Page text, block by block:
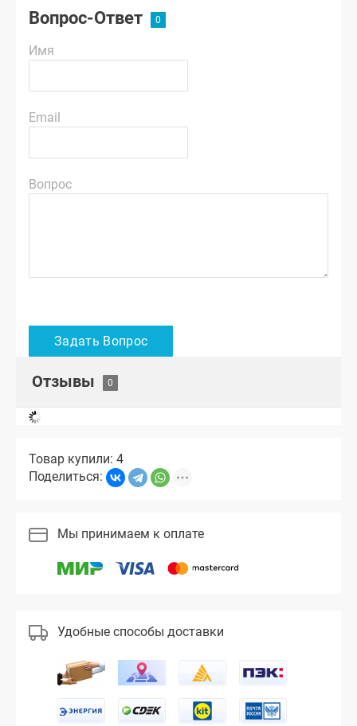
Вопрос-Ответ
Имя
Email
Вопрос
Отзывы
Товар купили: 4
Поделиться:
Мы принимаем к оплате
Удобные способы доставки